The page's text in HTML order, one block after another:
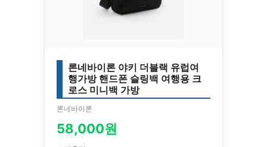
론네바이론 야키 더블랙 유럽여
행가방 핸드폰 슬링백 여행용 크
로스 미니백 가방
론네바이론
58,000원